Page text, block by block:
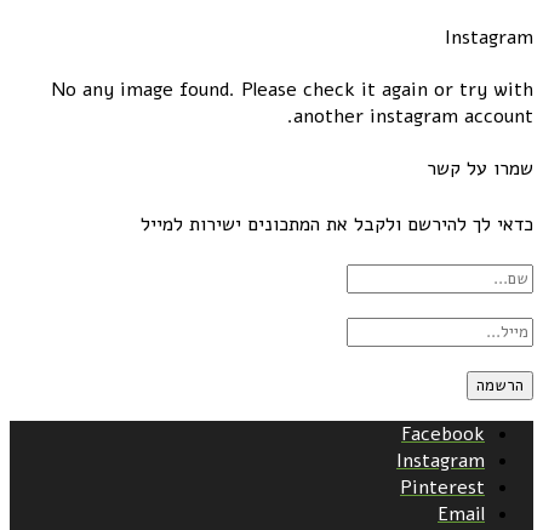
Instagram
No any image found. Please check it again or try with
another instagram account.
שמרו על קשר
כדאי לך להירשם ולקבל את המתכונים ישירות למייל
Facebook
Instagram
Pinterest
Email